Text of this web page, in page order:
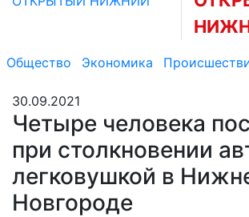
Общество Экономика
30.09.2021
Четыре человека
при столкновении
легковушкой в
Новгороде